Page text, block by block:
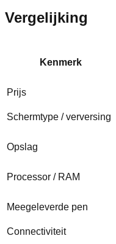
Vergelijking
Kenmerk
Prijs
Schermtype / verversing
Opslag
Processor / RAM
Meegeleverde pen
Connectiviteit